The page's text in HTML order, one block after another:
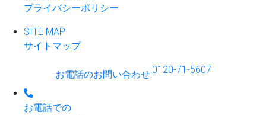
プライバシーポリシー
SITE MAP
サイトマップ
お電話のお問い合わせ:0120-71-5607
お電話での